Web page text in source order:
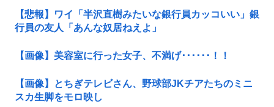
【悲報】ワイ「半沢直樹みたいな銀行員カッコいい」銀
行員の友人「あんな奴居ねえよ」
【画像】美容室に行った女子、不満げ･･････！！
【画像】とちぎテレビさん、野球部JKチアたちのミニ
スカ生脚をモロ映し